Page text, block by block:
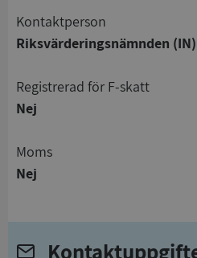
Kontaktperson
Riksvärderingsnämnden (IN)
registrerad för F-skatt
Nej
Moms
Nej